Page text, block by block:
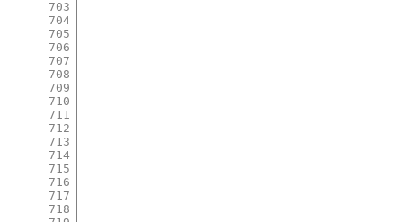
703
704
705
706
707
708
709
710
711
712
713
714
715
716
717
718